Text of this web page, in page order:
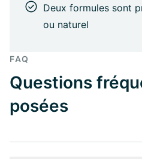
Deux formules sont
ou naturel
FAQ
Questions
posées